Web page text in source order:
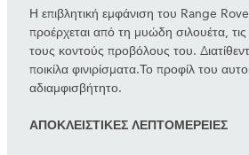
Η επιβλητική εμφάνιση του Range
προέρχεται από τη μυώδη σιλουέτα, τις
τους κοντούς προβόλους του.
ποικίλα φινιρίσματα.Το προφίλ του
αδιαμφισβήτητο.
ΑΠΟΚΛΕΙΣΤΙΚΕΣ ΛΕΠΤΟΜΕΡΕΙΕΣ